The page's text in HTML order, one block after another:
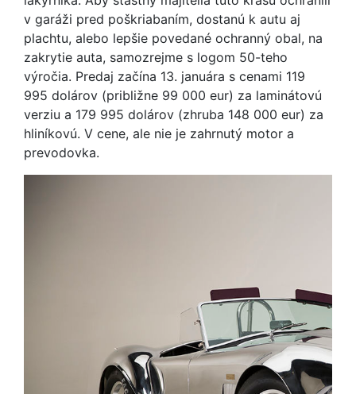
v garáži pred poškriabaním, dostanú k autu aj
plachtu, alebo lepšie povedané ochranný obal, na
zakrytie auta, samozrejme s logom 50-teho
výročia. Predaj začína 13. januára s cenami 119
995 dolárov (približne 99 000 eur) za laminátovú
verziu a 179 995 dolárov (zhruba 148 000 eur) za
hliníkovú. V cene, ale nie je zahrnutý motor a
prevodovka.